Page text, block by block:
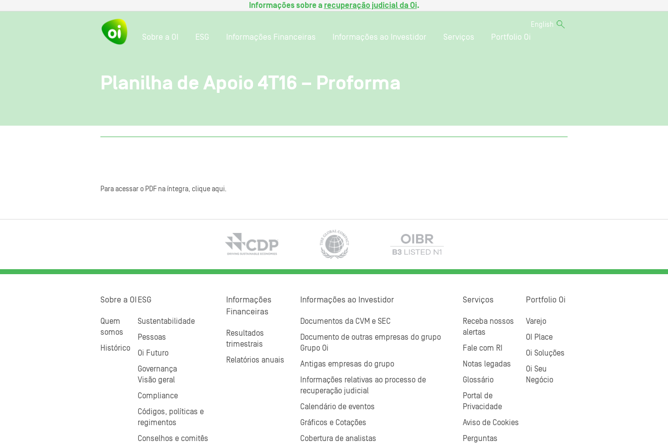
Informações sobre a recuperação judicial da Oi.
English
Sobre a OI ESG Informações Financeiras Informações ao Investidor Serviços Portfolio Oi
Planilha de Apoio 4T16 – Proforma
Para acessar o PDF na íntegra, clique aqui.
Sobre a OI
Quem
somos
Histórico
ESG
Sustentabilidade
Pessoas
Oi Futuro
Governança
Visão geral
Compliance
Códigos, políticas e
regimentos
Conselhos e comitês
Informações
Financeiras
Resultados
trimestrais
Relatórios anuais
Informações ao Investidor
Documentos da CVM e SEC
Documento de outras empresas do grupo
Grupo Oi
Antigas empresas do grupo
Informações relativas ao processo de
recuperação judicial
Calendário de eventos
Gráficos e Cotações
Cobertura de analistas
Serviços
Receba nossos
alertas
Fale com RI
Notas legadas
Glossário
Portal de
Privacidade
Aviso de Cookies
Perguntas
Portfolio Oi
Varejo
OI Place
Oi Soluções
Oi Seu
Negócio